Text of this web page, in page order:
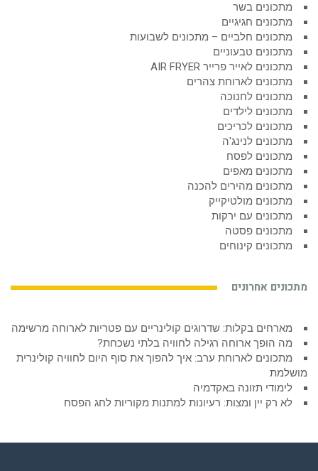
מתכונים בשר
מתכונים חגיגיים
מתכונים חלביים – מתכונים לשבועות
מתכונים טבעוניים
מתכונים לאייר פרייר AIR FRYER
מתכונים לארוחת צהרים
מתכונים לחנוכה
מתכונים לילדים
מתכונים לכריכים
מתכונים לנינג'ה
מתכונים לפסח
מתכונים מאפים
מתכונים מהירים להכנה
מתכונים מולטיקייק
מתכונים עם ירקות
מתכונים פסטה
מתכונים קינוחים
מתכונים אחרונים
מארחים בקלות: שדרוגים קולינריים עם פטריות לארוחה מרשימה
מה הופך ארוחה רגילה לחוויה בלתי נשכחת?
מתכונים לארוחת ערב: איך להפוך את סוף היום לחוויה קולינרית
מושלמת
לימודי תזונה באקדמיה
לא רק יין ומצות: רעיונות למתנות מקוריות לחג הפסח